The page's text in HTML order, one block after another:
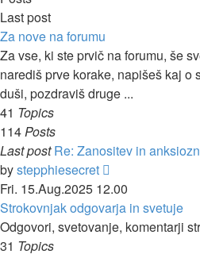
Last post
Za nove na forumu
Za vse, ki ste prvič na forumu, še
narediš prve korake, napišeš kaj o
duši, pozdraviš druge ...
41 Topics
114Posts
Last post Re: Zanositev in
bystepphiesecret
the
latest
post
Fri. 15.Aug.2025 12.00
Strokovnjak odgovarja in svetuje
Odgovori, svetovanje, komentarji
31 Topics